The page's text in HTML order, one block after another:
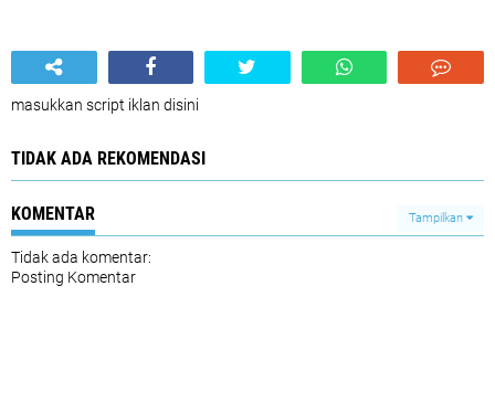
masukkan script iklan disini
TIDAK ADA REKOMENDASI
KOMENTAR Tampilkan
Tidak ada komentar:
Posting Komentar